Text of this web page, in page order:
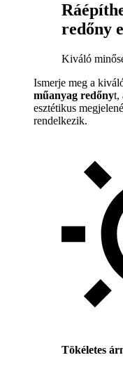
redőny
Kiváló
Ismerje meg a
műanyag redőnyt,
esztétikus
rendelkezik.
Tökéletes